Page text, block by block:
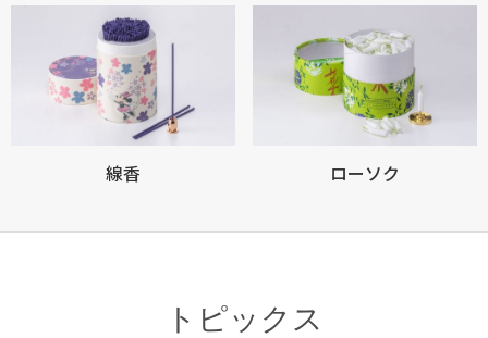
線香 ローソク
トピックス